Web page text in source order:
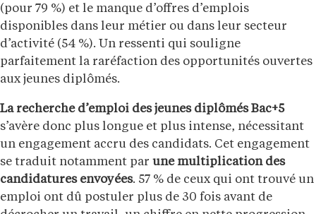
(pour 79 %) et le manque d’offres d’emplois
disponibles dans leur métier ou dans leur secteur
d’activité (54 %). Un ressenti qui souligne
parfaitement la raréfaction des opportunités ouvertes
aux jeunes diplômés.
La recherche d’emploi des jeunes diplômés Bac+5
s’avère donc plus longue et plus intense, nécessitant
un engagement accru des candidats. Cet engagement
se traduit notamment par une multiplication des
candidatures envoyées. 57 % de ceux qui ont trouvé un
emploi ont dû postuler plus de 30 fois avant de